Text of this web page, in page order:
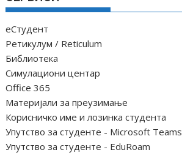
а
њ
е
ч
л
а
н
а
к
еСтудент
Ретикулум / Reticulum
Библиотека
Симулациони центар
Office 365
Материјали за преузимање
Корисничко име и лозинка студента
Упутство за студенте - Microsoft Teams
Упутство за студенте - EduRoam